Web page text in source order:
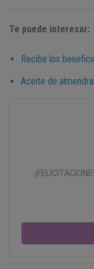
Te puede interesar:
Recibe los
Aceite de